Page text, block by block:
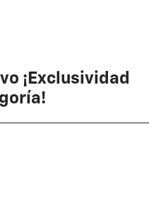
¡Exclusividad